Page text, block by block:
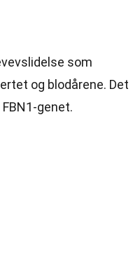
som
og blodårene. Det
genet.